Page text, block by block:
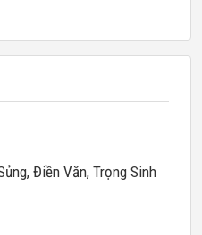
Điền Văn, Trọng Sinh